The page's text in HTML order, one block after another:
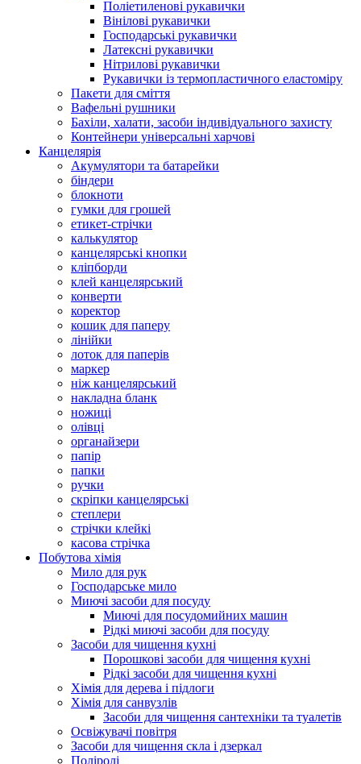
Поліетиленові рукавички
Вінілові рукавички
Господарські рукавички
Латексні рукавички
Нітрилові рукавички
Рукавички із термопластичного еластоміру
Пакети для сміття
Вафельні рушники
Бахіли, халати, засоби індивідуального захисту
Контейнери універсальні харчові
Канцелярія
Акумулятори та батарейки
біндери
блокноти
гумки для грошей
етикет-стрічки
калькулятор
канцелярські кнопки
кліпборди
клей канцелярський
конверти
коректор
кошик для паперу
лінійки
лоток для паперів
маркер
ніж канцелярський
накладна бланк
ножиці
олівці
органайзери
папір
папки
ручки
скріпки канцелярські
степлери
стрічки клейкі
касова стрічка
Побутова хімія
Мило для рук
Господарське мило
Миючі засоби для посуду
Миючі для посудомийних машин
Рідкі миючі засоби для посуду
Засоби для чищення кухні
Порошкові засоби для чищення кухні
Рідкі засоби для чищення кухні
Хімія для дерева і підлоги
Хімія для санвузлів
Засоби для чищення сантехніки та туалетів
Освіжувачі повітря
Засоби для чищення скла і дзеркал
Поліролі